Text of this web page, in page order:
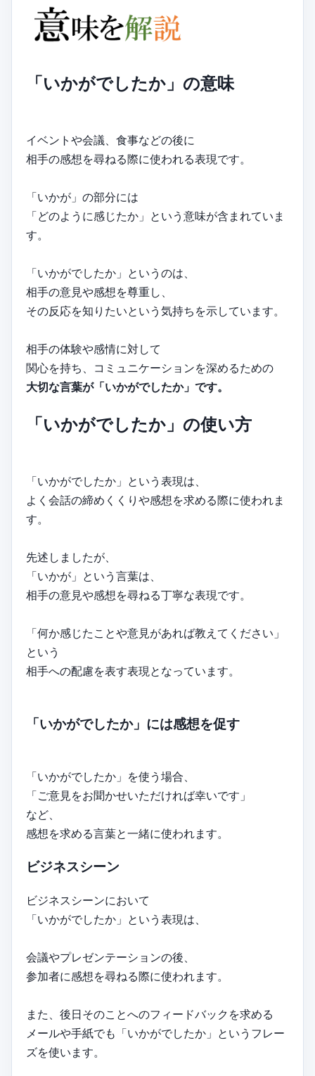
「いかがでしたか」の意味
イベントや会議、食事などの後に
相手の感想を尋ねる際に使われる表現です。
「いかが」の部分には
「どのように感じたか」という意味が含まれていま
す。
「いかがでしたか」というのは、
相手の意見や感想を尊重し、
その反応を知りたいという気持ちを示しています。
相手の体験や感情に対して
関心を持ち、コミュニケーションを深めるための
大切な言葉が「いかがでしたか」です。
「いかがでしたか」の使い方
「いかがでしたか」という表現は、
よく会話の締めくくりや感想を求める際に使われま
す。
先述しましたが、
「いかが」という言葉は、
相手の意見や感想を尋ねる丁寧な表現です。
「何か感じたことや意見があれば教えてください」
という
相手への配慮を表す表現となっています。
「いかがでしたか」には感想を促す
「いかがでしたか」を使う場合、
「ご意見をお聞かせいただければ幸いです」
など、
感想を求める言葉と一緒に使われます。
ビジネスシーン
ビジネスシーンにおいて
「いかがでしたか」という表現は、
会議やプレゼンテーションの後、
参加者に感想を尋ねる際に使われます。
また、後日そのことへのフィードバックを求める
メールや手紙でも「いかがでしたか」というフレー
ズを使います。